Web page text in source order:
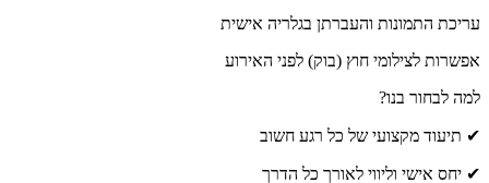
התמונות והעברתן בגלריה אישית
לצילומי חוץ (בוק) לפני האירוע
לבחור בנו?
מקצועי של כל רגע חשוב
אישי וליווי לאורך כל הדרך